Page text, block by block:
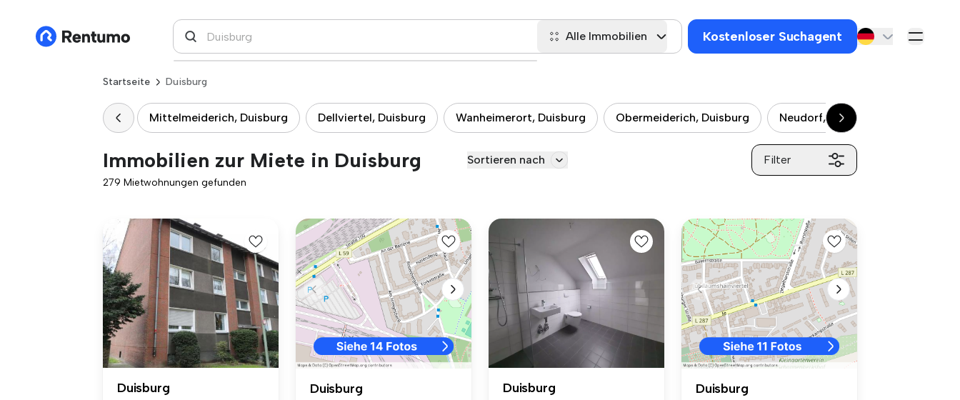
Alle Immobilien Kostenloser Suchagent
Startseite Duisburg
Mittelmeiderich, Duisburg Dellviertel, Duisburg Wanheimerort, Duisburg Obermeiderich, Duisburg Neudorf, Duisburg
Immobilien zur Miete in Duisburg Sortieren nach Filter
279 Mietwohnungen gefunden
Duisburg Duisburg Duisburg Duisburg